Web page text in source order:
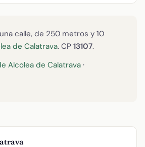
calle, de 250 metros y 10
de Calatrava. CP 13107.
Alcolea de Calatrava ·